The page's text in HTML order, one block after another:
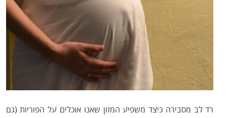
רד לב מסבירה כיצד משפיע המזון שאנו אוכלים על הפוריות (גם